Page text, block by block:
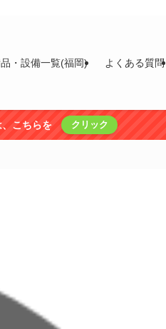
・設備一覧(福岡) よくある質問
こちらを クリック